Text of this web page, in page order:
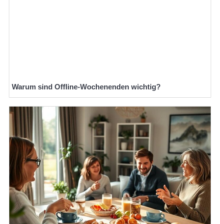
Warum sind Offline-Wochenenden wichtig?